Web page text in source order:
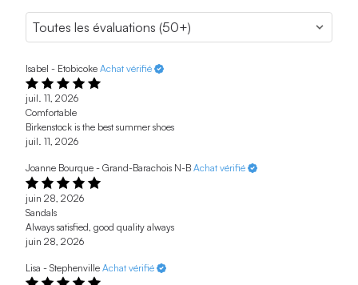
Isabel - Etobicoke Achat vérifié
juil. 11, 2026
Comfortable
Birkenstock is the best summer shoes
juil. 11, 2026
Joanne Bourque - Grand-Barachois N-B Achat vérifié
juin 28, 2026
Sandals
Always satisfied, good quality always
juin 28, 2026
Lisa - Stephenville Achat vérifié